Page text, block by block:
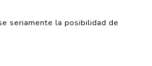
seriamente la posibilidad de